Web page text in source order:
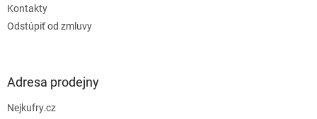
Kontakty
Odstúpiť od zmluvy
Adresa prodejny
Nejkufry.cz